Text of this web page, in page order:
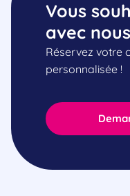
Vous
avec
Réservez votre
personnalisée !